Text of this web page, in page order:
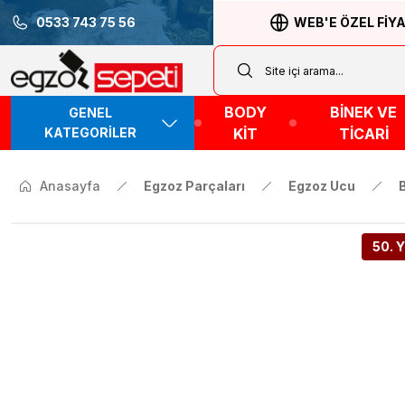
0533 743 75 56 WEB'E ÖZEL
GENEL
KATEGORİLER
BODY
KİT
BİNEK VE
TİCARİ
Anasayfa Egzoz Parçaları Egzoz Ucu
50.